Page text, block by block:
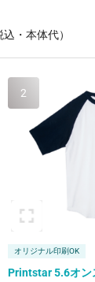
込・本体代）
2
オリジナル印刷OK
Printstar 5.6オン